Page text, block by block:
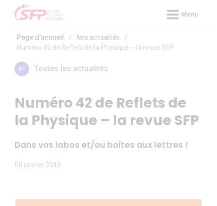
Panneau de gestion des cookies
Menu
Page d'accueil / Nos actualités
/
Numéro 42 de Reflets de la Physique – la revue SFP
Toutes les actualités
Numéro 42 de Reflets de
la Physique – la revue SFP
Dans vos labos et/ou boîtes aux lettres !
08 janvier 2015